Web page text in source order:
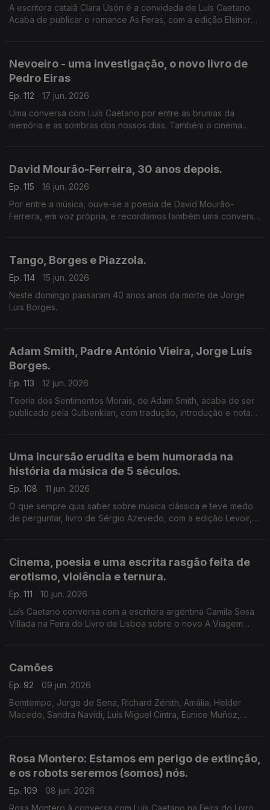
A escritora catalã Clara Usón é a convidada de Luís Caetano.
Acaba de publicar o romance As Feras, com a edição Elsinore.
Nevoeiro - uma investigação, o novo livro de
Pedro Eiras
Ep. 112
17 jun. 2026
Uma conversa com Luís Caetano por entre as brumas da
memória e as sombras dos nossos dias. Também o cinema
David Mourão-Ferreira, 30 anos depois.
Ep. 115
16 jun. 2026
Por entre a música, ouve-se a poesia de David Mourão-
Ferreira, em voz própria, e recordamos também uma conversa
Tango, Borges e Piazzola.
Ep. 114
15 jun. 2026
Neste domingo passaram 40 anos anos da morte de Jorge
Luis Borges.
Adam Smith, Padre António Vieira, Jorge Luís
Borges.
Ep. 113
12 jun. 2026
Teoria dos Sentimentos Morais, de Adam Smith, acaba de ser
publicado pela Gulbenkian, com tradução, introdução e notas
Uma incursão erudita e bem humorada na
história da música de 5 séculos.
Ep. 108
11 jun. 2026
O que sempre quis saber sobre música clássica e teve medo
de perguntar, livro de Sérgio Azevedo, com a edição Levoir,
Cinema, poesia e uma escrita rasgão feita de
erotismo, violência e ternura.
Ep. 111
10 jun. 2026
Luís Caetano conversa com a escritora argentina Camila Sosa
Villada na Feira do Livro de Lisboa sobre o novo A Viagem
Camões
Ep. 92
09 jun. 2026
Bomtempo, Jorge de Sena, Richard Zénith, Amália, Helder
Macedo, Sandra Navidi, Luís Miguel Cintra, Eunice Muñoz,
Rosa Montero: Estamos em perigo de extinção,
e os robots seremos (somos) nós.
Ep. 109
08 jun. 2026
Rosa Montero à conversa com Luís Caetano na Feira do Livro